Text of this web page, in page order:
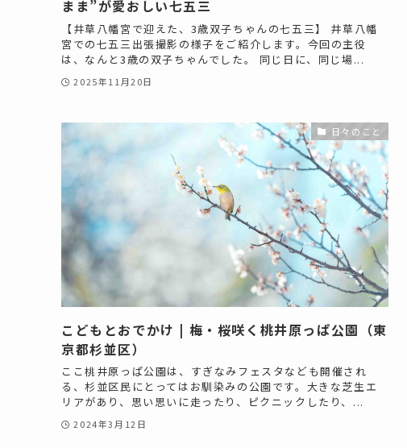
まま”が愛おしい七五三
【井草八幡宮で迎えた、3歳双子ちゃんの七五三】 井草八幡
宮での七五三出張撮影の様子をご紹介します。今回の主役
は、なんと3歳の双子ちゃんでした。 同じ日に、同じ場...
2025年11月20日
日々のこと
こどもとおでかけ | 梅・桜咲く桃井原っぱ公園（東
京都杉並区）
ここ桃井原っぱ公園は、すぎなみフェスタなども開催され
る、杉並区民にとってはお馴染みの公園です。大きな芝生エ
リアがあり、思い思いに走ったり、ピクニックしたり、...
2024年3月12日